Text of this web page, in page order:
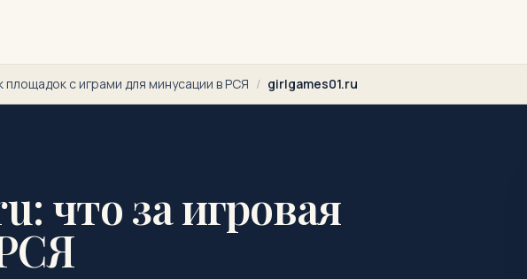
площадок с играми для минусации в РСЯ / girlgames01.ru
что за игровая